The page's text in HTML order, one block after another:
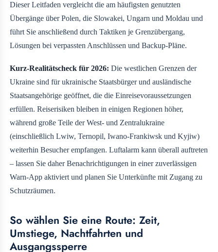
Dieser Leitfaden vergleicht die am häufigsten genutzten
Übergänge über Polen, die Slowakei, Ungarn und Moldau und
führt Sie anschließend durch Taktiken je Grenzübergang,
Lösungen bei verpassten Anschlüssen und Backup-Pläne.
Kurz-Realitätscheck für 2026: Die westlichen Grenzen der
Ukraine sind für ukrainische Staatsbürger und ausländische
Staatsangehörige geöffnet, die die Einreisevoraussetzungen
erfüllen. Reiserisiken bleiben in einigen Regionen höher,
während große Teile der West- und Zentralukraine
(einschließlich Lwiw, Ternopil, Iwano-Frankiwsk und Kyjiw)
weiterhin Besucher empfangen. Luftalarm kann überall auftreten
– lassen Sie daher Benachrichtigungen in einer zuverlässigen
Warn-App aktiviert und planen Sie Unterkünfte mit Zugang zu
Schutzräumen.
So wählen Sie eine Route: Zeit,
Umstiege, Nachtfahrten und
Ausgangssperre